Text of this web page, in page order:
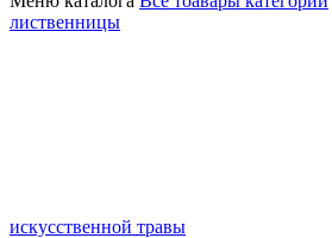
лиственницы
искусственной травы